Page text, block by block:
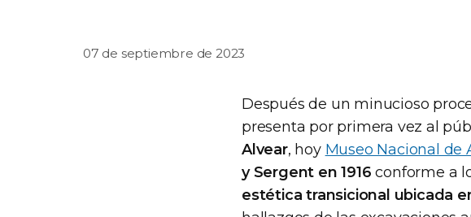
07 de septiembre de 2023
Después de un minucioso
presenta por primera vez al
Alvear, hoy Museo Nacional de
y Sergent en 1916 conforme a
estética transicional ubicada